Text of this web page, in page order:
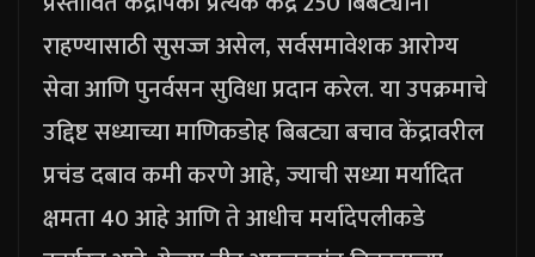
राहण्यासाठी सुसज्ज असेल, सर्वसमावेशक आरोग्य
सेवा आणि पुनर्वसन सुविधा प्रदान करेल.या उपक्रमाचे
उद्दिष्ट सध्याच्या माणिकडोह बिबट्या बचाव केंद्रावरील
प्रचंड दबाव कमी करणे आहे, ज्याची सध्या मर्यादित
क्षमता 40 आहे आणि ते आधीच मर्यादेपलीकडे